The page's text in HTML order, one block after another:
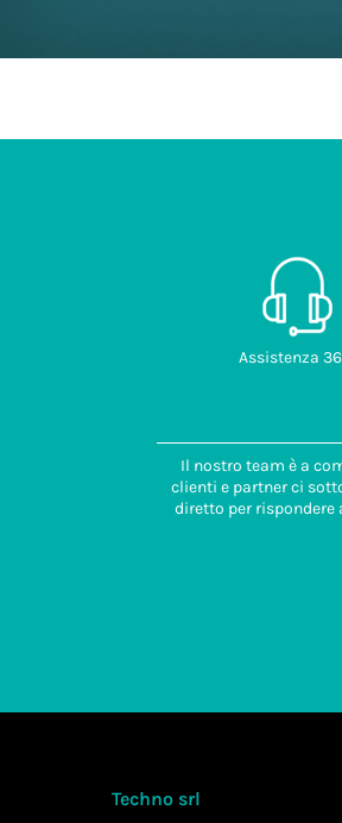
Assistenza
Il nostro team è a
clienti e partner ci
diretto per rispondere
Techno srl